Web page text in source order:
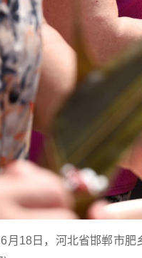
6月18日，河北省邯郸市肥